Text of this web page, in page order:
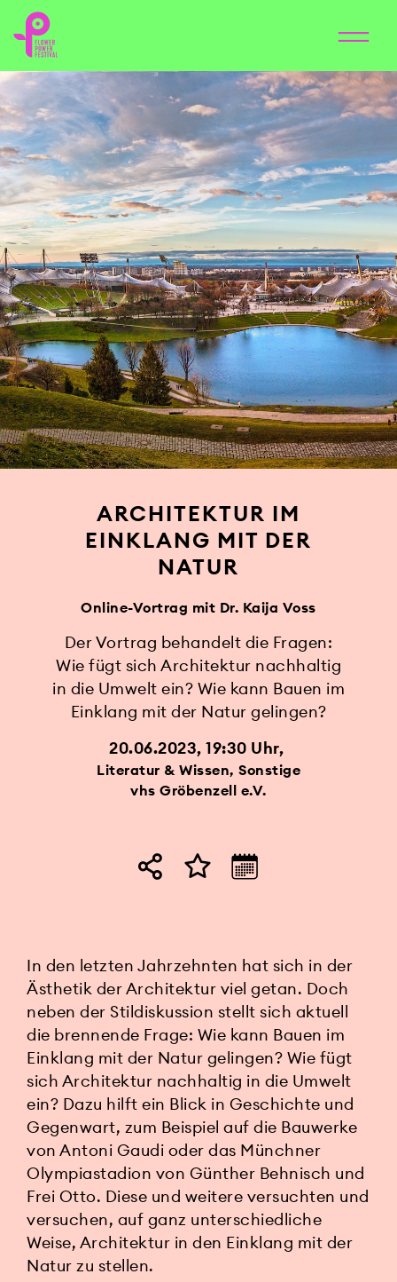
ARCHITEKTUR IM
EINKLANG MIT DER
NATUR
Online-Vortrag mit Dr. Kaija Voss
Der Vortrag behandelt die Fragen:
Wie fügt sich Architektur nachhaltig
in die Umwelt ein? Wie kann Bauen im
Einklang mit der Natur gelingen?
20.06.2023, 19:30 Uhr
Literatur & Wissen, Sonstige
vhs Gröbenzell e.V.
In den letzten Jahrzehnten hat sich in der
Ästhetik der Architektur viel getan. Doch
neben der Stildiskussion stellt sich aktuell
die brennende Frage: Wie kann Bauen im
Einklang mit der Natur gelingen? Wie fügt
sich Architektur nachhaltig in die Umwelt
ein? Dazu hilft ein Blick in Geschichte und
Gegenwart, zum Beispiel auf die Bauwerke
von Antoni Gaudi oder das Münchner
Olympiastadion von Günther Behnisch und
Frei Otto. Diese und weitere versuchten und
versuchen, auf ganz unterschiedliche
Weise, Architektur in den Einklang mit der
Natur zu stellen.